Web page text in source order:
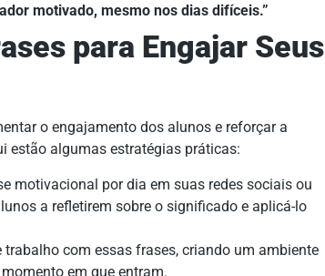
motivado, mesmo nos dias difíceis.”
para Engajar Seus
o engajamento dos alunos e reforçar a
estão algumas estratégias práticas:
motivacional por dia em suas redes sociais ou
a refletirem sobre o significado e aplicá-lo
trabalho com essas frases, criando um ambiente
em que entram.